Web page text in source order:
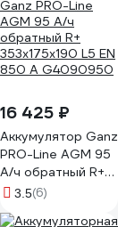
16 425 ₽
Аккумулятор Ganz
PRO-Line AGM 95
А/ч обратный R+
353x175x190 L5 EN
3.5(6)